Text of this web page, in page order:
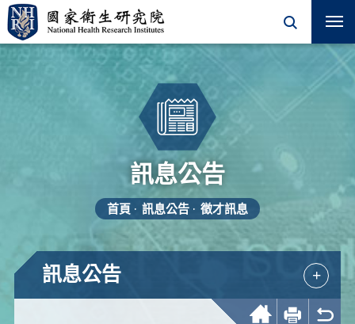
訊息公告
首頁 訊息公告 徵才訊息
訊息公告 +
友善列印